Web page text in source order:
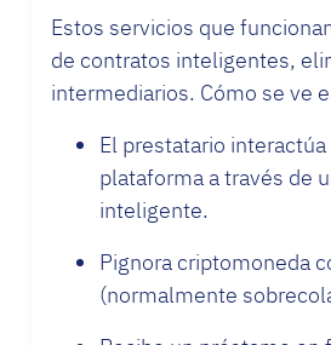
Estos servicios que
de contratos inteligentes,
intermediarios. Cómo se ve
El prestatario
plataforma a través de
inteligente.
Pignora criptomoneda
(normalmente